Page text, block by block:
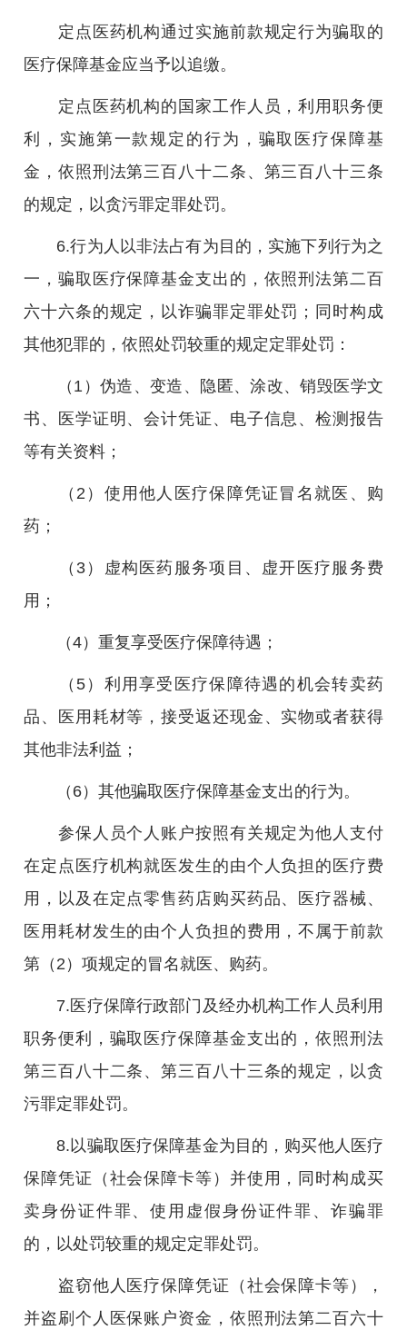
定点医药机构通过实施前款规定行为骗取的
医疗保障基金应当予以追缴。
定点医药机构的国家工作人员，利用职务便
利，实施第一款规定的行为，骗取医疗保障基
金，依照刑法第三百八十二条、第三百八十三条
的规定，以贪污罪定罪处罚。
6.行为人以非法占有为目的，实施下列行为之
一，骗取医疗保障基金支出的，依照刑法第二百
六十六条的规定，以诈骗罪定罪处罚；同时构成
其他犯罪的，依照处罚较重的规定定罪处罚：
（1）伪造、变造、隐匿、涂改、销毁医学文
书、医学证明、会计凭证、电子信息、检测报告
等有关资料；
（2）使用他人医疗保障凭证冒名就医、购
药；
（3）虚构医药服务项目、虚开医疗服务费
用；
（4）重复享受医疗保障待遇；
（5）利用享受医疗保障待遇的机会转卖药
品、医用耗材等，接受返还现金、实物或者获得
其他非法利益；
（6）其他骗取医疗保障基金支出的行为。
参保人员个人账户按照有关规定为他人支付
在定点医疗机构就医发生的由个人负担的医疗费
用，以及在定点零售药店购买药品、医疗器械、
医用耗材发生的由个人负担的费用，不属于前款
第（2）项规定的冒名就医、购药。
7.医疗保障行政部门及经办机构工作人员利用
职务便利，骗取医疗保障基金支出的，依照刑法
第三百八十二条、第三百八十三条的规定，以贪
污罪定罪处罚。
8.以骗取医疗保障基金为目的，购买他人医疗
保障凭证（社会保障卡等）并使用，同时构成买
卖身份证件罪、使用虚假身份证件罪、诈骗罪
的，以处罚较重的规定定罪处罚。
盗窃他人医疗保障凭证（社会保障卡等），
并盗刷个人医保账户资金，依照刑法第二百六十